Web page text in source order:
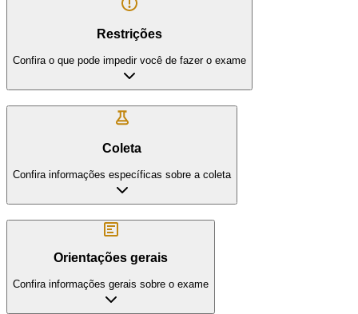
Restrições
Confira o que pode impedir você de fazer o exame
Coleta
Confira informações específicas sobre a coleta
Orientações gerais
Confira informações gerais sobre o exame